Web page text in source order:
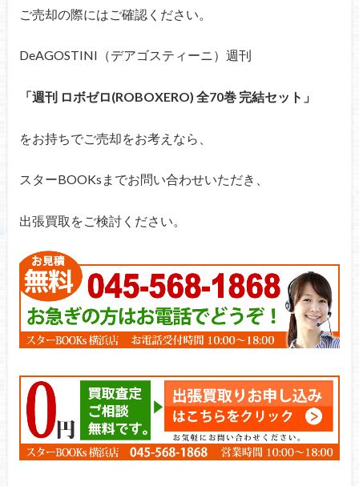
ご売却の際にはご確認ください。
DeAGOSTINI（デアゴスティーニ）週刊
「週刊 ロボゼロ(ROBOXERO) 全70巻 完結セット」
をお持ちでご売却をお考えなら、
スターBOOKsまでお問い合わせいただき、
出張買取をご検討ください。